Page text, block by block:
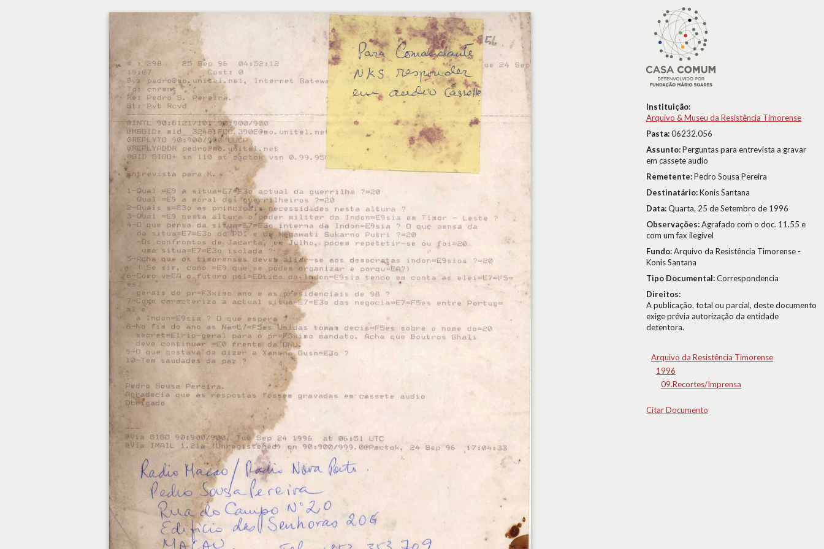
Instituição:
Arquivo & Museu da Resistência Timorense
Pasta:06232.056
Assunto:Perguntas para entrevista a gravar
em cassete audio
Remetente:Pedro Sousa Pereira
Destinatário:Konis Santana
Data:Quarta, 25 de Setembro de 1996
Observações:Agrafado com o doc. 11.55 e
com um fax ilegível
Fundo:Arquivo da Resistência Timorense -
Konis Santana
Tipo Documental:Correspondencia
Direitos:
A publicação, total ou parcial, deste documento
exige prévia autorização da entidade
detentora.
Arquivo da Resistência Timorense
1996
09.Recortes/Imprensa
Citar Documento